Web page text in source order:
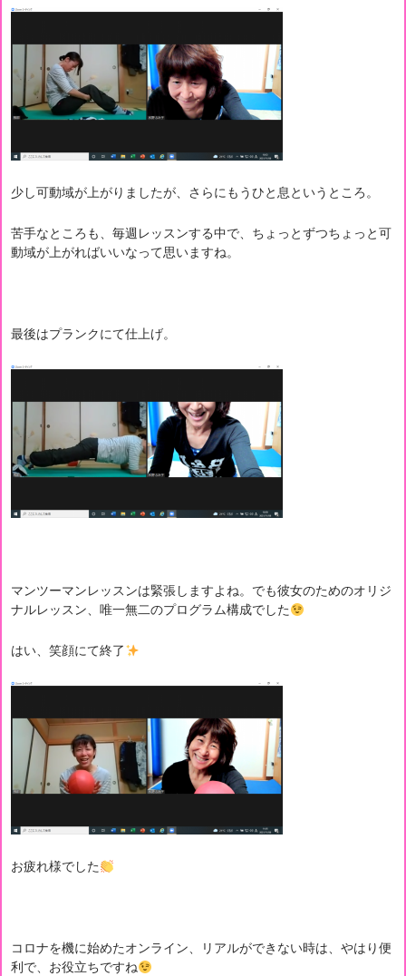
少し可動域が上がりましたが、さらにもうひと息というところ。
苦手なところも、毎週レッスンする中で、ちょっとずつちょっと可
動域が上がればいいなって思いますね。
最後はプランクにて仕上げ。
マンツーマンレッスンは緊張しますよね。でも彼女のためのオリジ
ナルレッスン、唯一無二のプログラム構成でした
はい、笑顔にて終了
お疲れ様でした
コロナを機に始めたオンライン、リアルができない時は、やはり便
利で、お役立ちですね